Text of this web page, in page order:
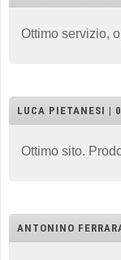
Ottimo servizio,
LUCA PIETANESI |
Ottimo sito.
ANTONINO